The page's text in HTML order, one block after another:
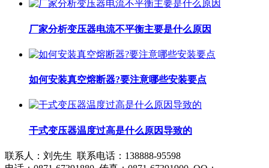
厂家分析变压器电流不平衡主要是什么原因
如何安装真空熔断器?要注意哪些安装要点
干式变压器温度过高是什么原因导致的
联系人：刘先生 联系电话：138888-95598